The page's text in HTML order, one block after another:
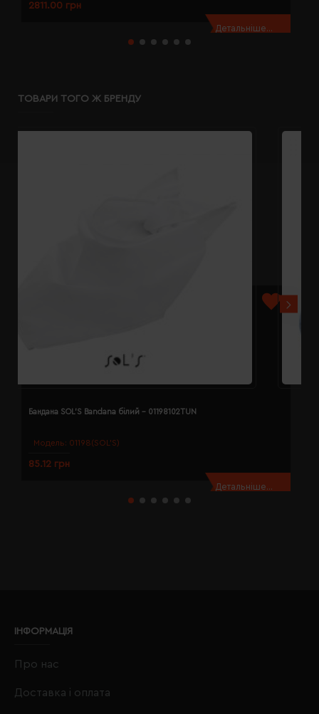
2811.00 грн
Детальніше...
ТОВАРИ ТОГО Ж БРЕНДУ
Модель: 01198(SOL’S)
Бандана SOL'S Bandana білий - 01198102TUN
85.12 грн
Детальніше...
ІНФОРМАЦІЯ
Про нас
Доставка і оплата